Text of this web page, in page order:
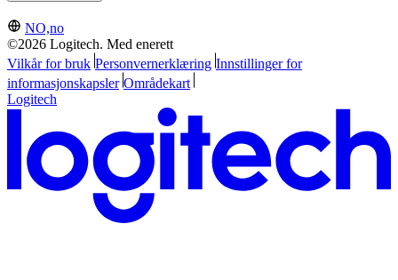
NO,no
©2026 Logitech. Med enerett
Vilkår for bruk Personvernerklæring Innstillinger for
informasjonskapsler Områdekart
Logitech